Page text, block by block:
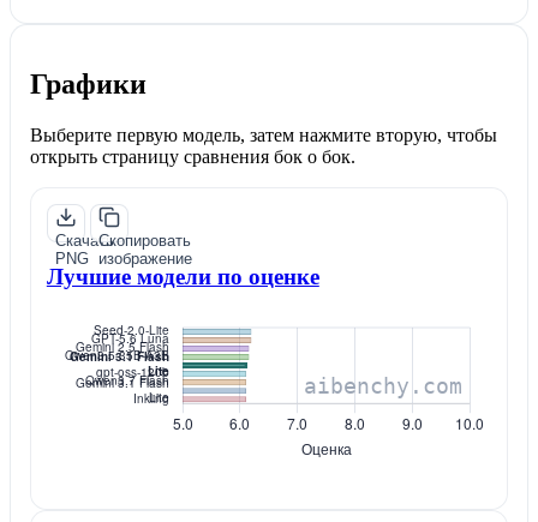
Графики
Выберите первую модель, затем нажмите вторую, чтобы
открыть страницу сравнения бок о бок.
Скачать
PNG
Скопировать
изображение
Лучшие модели по оценке